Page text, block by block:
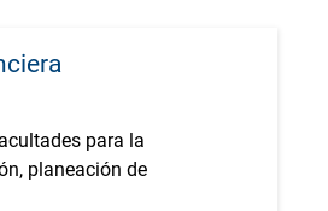
para la
planeación de